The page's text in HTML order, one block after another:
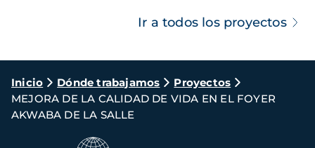
Ir a todos los proyectos
Ruta
de
navegación
Inicio Dónde trabajamos
Proyectos
MEJORA DE LA CALIDAD DE VIDA EN EL FOYER
AKWABA DE LA SALLE